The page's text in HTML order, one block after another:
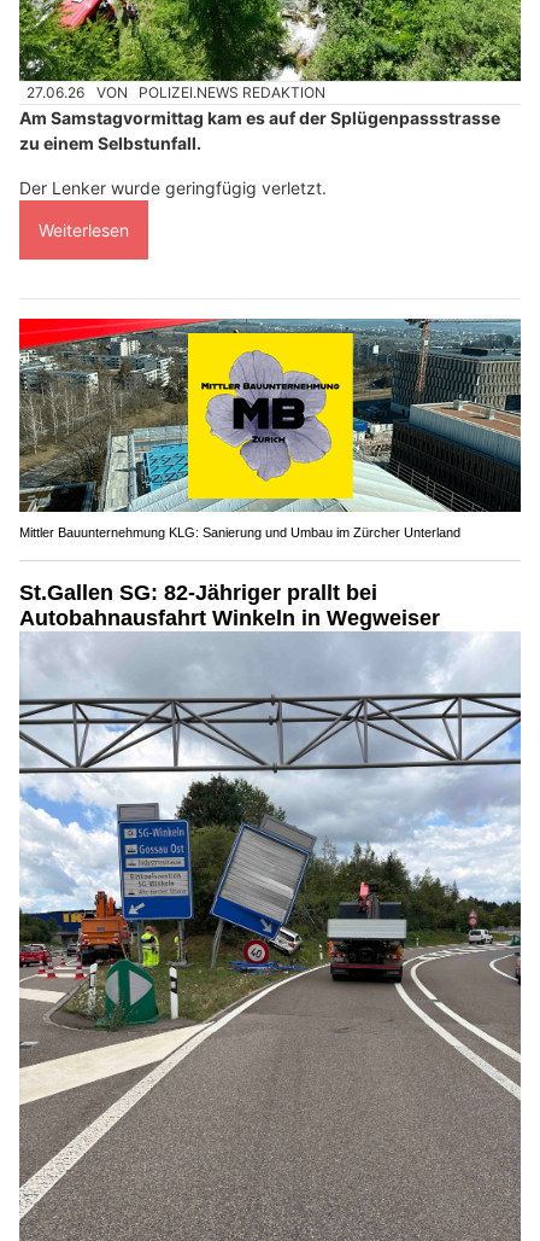
27.06.26 VON POLIZEI.NEWS REDAKTION
Am Samstagvormittag kam es auf der Splügenpassstrasse
zu einem Selbstunfall.
Der Lenker wurde geringfügig verletzt.
Weiterlesen
Mittler Bauunternehmung KLG: Sanierung und Umbau im Zürcher Unterland
St.Gallen SG: 82-Jähriger prallt bei
Autobahnausfahrt Winkeln in Wegweiser